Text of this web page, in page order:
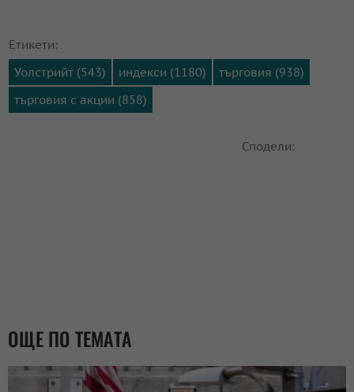
Етикети:
Уолстрийт (543)
индекси (1180)
търговия (938)
търговия с акции (858)
Сподели:
ОЩЕ ПО ТЕМАТА